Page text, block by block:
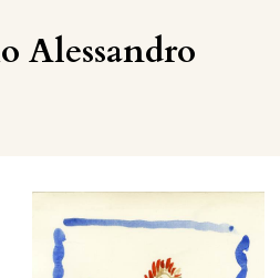
Alessandro